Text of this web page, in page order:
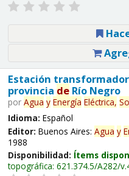
Estación
provincia deRío Negro
por Agua y Energía Eléctrica,
Idioma: Español
Editor: Buenos Aires: Agua y
1988
Disponibilidad: Ítems
topográfica: 621.374.5/A282/